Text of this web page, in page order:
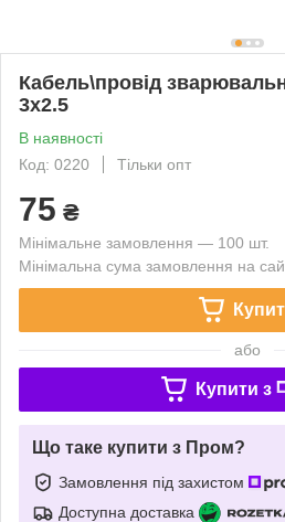
Кабель\провід
3х2.5
В наявності
Код: 0220
Тільки опт
75 ₴
Мінімальне замовлення — 100 шт.
Мінімальна сума замовлення на
або
Купити з
Що таке купити з Пром?
Замовлення під захистом
Доступна доставка